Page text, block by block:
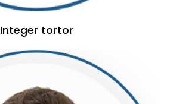
Integer tortor